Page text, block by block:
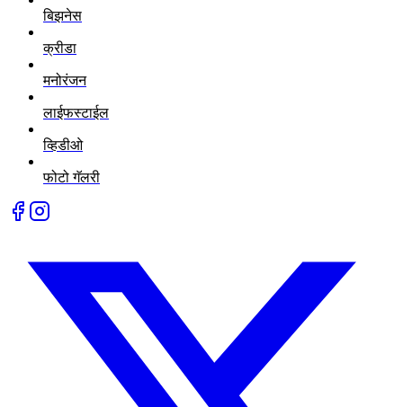
बिझनेस
क्रीडा
मनोरंजन
लाईफस्टाईल
व्हिडीओ
फोटो गॅलरी